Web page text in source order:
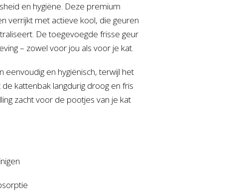
en hygiëne. Deze premium
verrijkt met actieve kool, die geuren
De toegevoegde frisse geur
– zowel voor jou als voor je kat.
en hygiënisch, terwijl het
kattenbak langdurig droog en fris
zacht voor de pootjes van je kat